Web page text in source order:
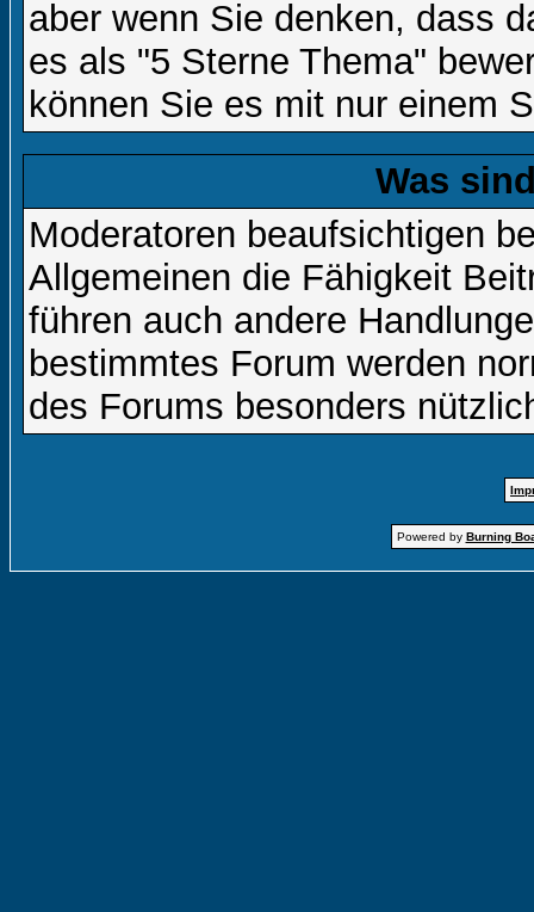
aber wenn Sie denken, dass
es als "5 Sterne Thema"
können Sie es mit nur einem
Was
Moderatoren beaufsichtigen
Allgemeinen die Fähigkeit
führen auch andere
bestimmtes Forum werden
des Forums besonders
Powered by Burning